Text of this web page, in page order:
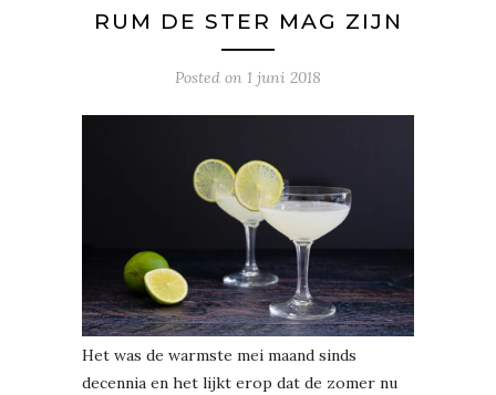
RUM DE STER MAG ZIJN
Posted on 1 juni 2018
Het was de warmste mei maand sinds
decennia en het lijkt erop dat de zomer nu